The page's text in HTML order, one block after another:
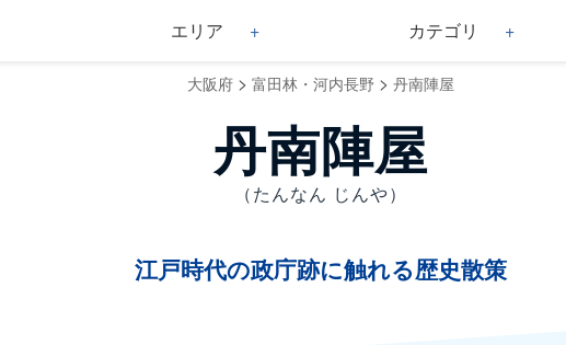
エリア カテゴリ
大阪府 > 富田林・河内長野 > 丹南陣屋
丹南陣屋
（たんなん じんや）
江戸時代の政庁跡に触れる歴史散策